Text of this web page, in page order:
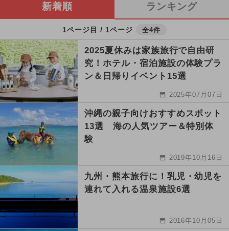
新着順 ランキング
1ページ目 / 1ページ 全4件
2025夏休みは家族旅行で自由研
究！ホテル・宿泊施設の体験プラ
ン＆日帰りイベント15選
2025年07月07日
沖縄の親子向けおすすめスポット
13選 海の人気ツアー＆特別体
験
2019年10月16日
九州・熊本旅行に！乳児・幼児を
連れて入れる温泉施設6選
2016年10月05日